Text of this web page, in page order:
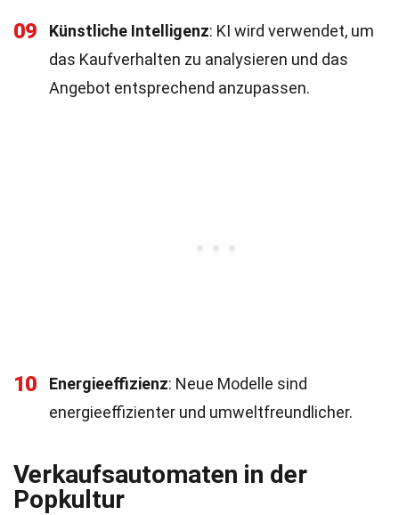
09 Künstliche Intelligenz: KI wird verwendet, um
das Kaufverhalten zu analysieren und das
Angebot entsprechend anzupassen.
10 Energieeffizienz: Neue Modelle sind
energieeffizienter und umweltfreundlicher.
Verkaufsautomaten in der
Popkultur